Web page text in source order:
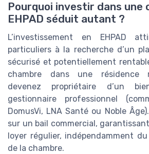
Pourquoi investir dans une
EHPAD séduit autant ?
L’investissement en EHPAD
particuliers à la recherche d’un
sécurisé et potentiellement
chambre dans une résidence
devenez propriétaire d’un
gestionnaire professionnel
DomusVi, LNA Santé ou Noble
sur un bail commercial,
loyer régulier, indépendamment
de la chambre.